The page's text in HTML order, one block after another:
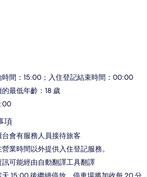
時間：15:00；入住登記結束時間：00:00
最低年齡：18 歲
項
會有服務人員接待旅客
業時間以外提供入住登記服務。
可能經由自動翻譯工具翻譯